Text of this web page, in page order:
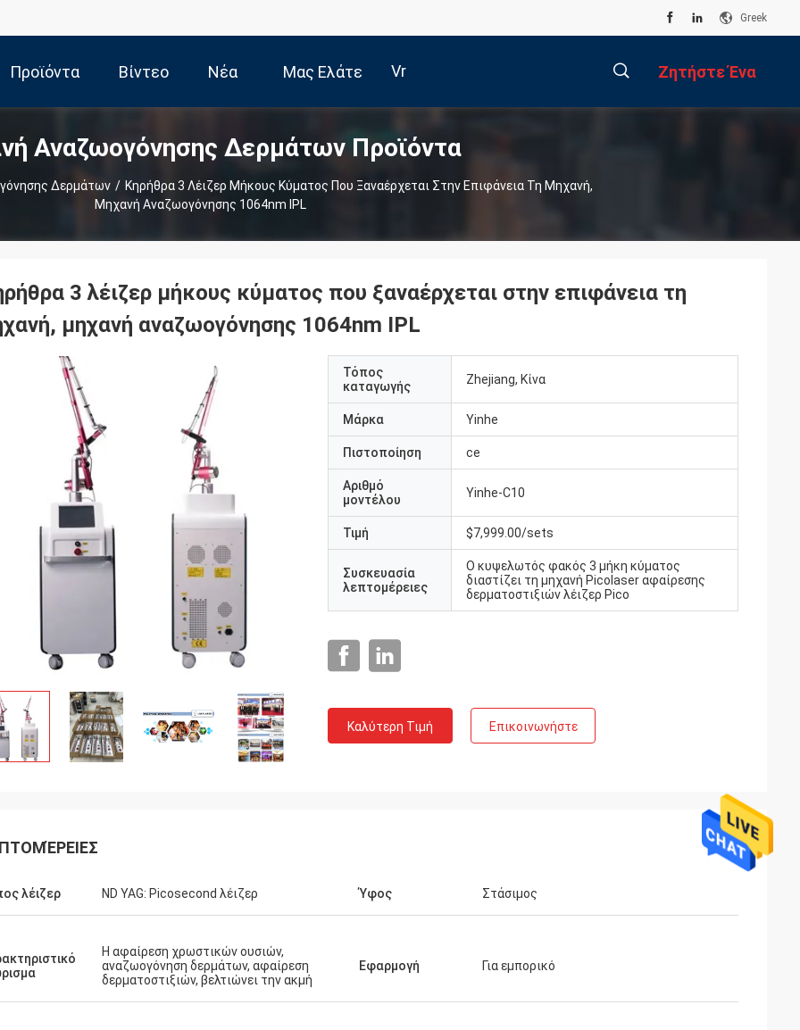
Greek
Προϊόντα Βίντεο Νέα Μας Ελάτε
Σε Επαφή
Vr Ζητήστε Ένα
Απόσπασμα
Αναζωογόνησης Δερμάτων Προϊόντα
Δερμάτων / Κηρήθρα 3 Λέιζερ Μήκους Κύματος Που Ξαναέρχεται Στην Επιφάνεια Τη Μηχανή,
Μηχανή Αναζωογόνησης 1064nm IPL
3 λέιζερ μήκους κύματος που ξαναέρχεται στην επιφάνεια τη
μηχανή αναζωογόνησης 1064nm IPL
Τόπος
καταγωγής
Zhejiang, Κίνα
Μάρκα Yinhe
Πιστοποίηση ce
Αριθμό
μοντέλου
Yinhe-C10
Τιμή $7,999.00/sets
Συσκευασία
λεπτομέρειες
Ο κυψελωτός φακός 3 μήκη κύματος
διαστίζει τη μηχανή Picolaser αφαίρεσης
δερματοστιξιών λέιζερ Pico
Καλύτερη Τιμή Επικοινωνήστε
λέιζερ ND YAG: Picosecond λέιζερ Ύφος Στάσιμος
Η αφαίρεση χρωστικών ουσιών,
αναζωογόνηση δερμάτων, αφαίρεση
δερματοστιξιών, βελτιώνει την ακμή
Εφαρμογή Για εμπορικό